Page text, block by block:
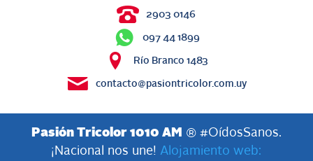
2903 0146
097 44 1899
Río Branco 1483
contacto@pasiontricolor.com.uy
Pasión Tricolor 1010 AM
® #OídosSanos.
¡Nacional nos une! Alojamiento web: